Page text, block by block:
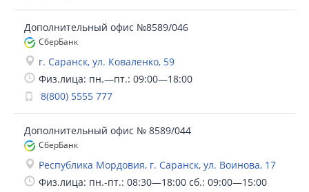
Дополнительный офис №8589/046
СберБанк
г. Саранск, ул. Коваленко, 59
Физ.лица: пн.—пт.: 09:00—18:00
8(800) 5555 777
Дополнительный офис № 8589/044
СберБанк
Республика Мордовия, г. Саранск, ул. Воинова, 17
Физ.лица: пн.-пт.: 08:30—18:00 сб.: 09:00—15:00